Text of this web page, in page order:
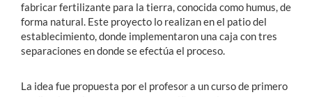
fabricar fertilizante para la tierra, conocida como humus, de
forma natural. Este proyecto lo realizan en el patio del
establecimiento, donde implementaron una caja con tres
separaciones en donde se efectúa el proceso.
La idea fue propuesta por el profesor a un curso de primero